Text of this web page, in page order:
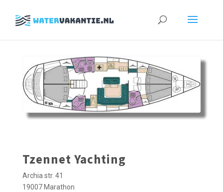
Zoeken
Tzennet Yachting
Archia str. 41
19007 Marathon